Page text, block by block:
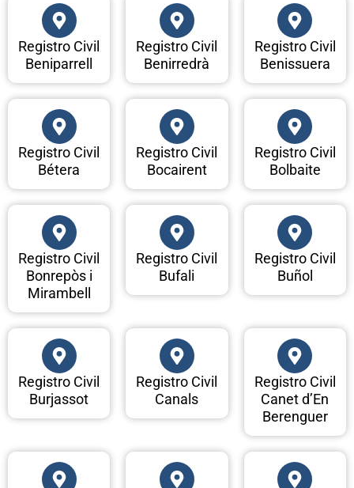
Registro Civil
Beniparrell
Registro Civil
Benirredrà
Registro Civil
Benissuera
Registro Civil
Bétera
Registro Civil
Bocairent
Registro Civil
Bolbaite
Registro Civil
Bonrepòs i
Mirambell
Registro Civil
Bufali
Registro Civil
Buñol
Registro Civil
Burjassot
Registro Civil
Canals
Registro Civil
Canet d’En
Berenguer